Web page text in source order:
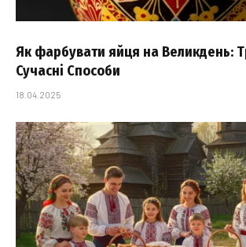
Як фарбувати яйця на Великдень:
Сучасні Способи
18.04.2025